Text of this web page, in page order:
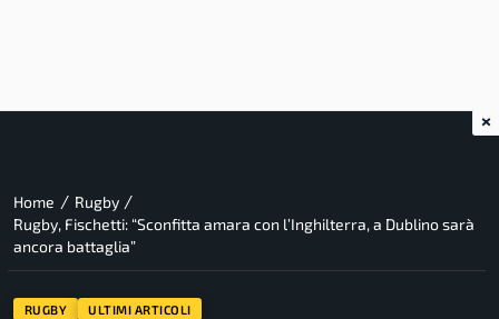
Home / Rugby /
Rugby, Fischetti: “Sconfitta amara con l’Inghilterra, a Dublino sarà
ancora battaglia”
RUGBY ULTIMI ARTICOLI
×